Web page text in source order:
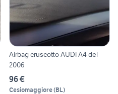
Airbag cruscotto AUDI A4 del
2006
96 €
Cesiomaggiore(BL)